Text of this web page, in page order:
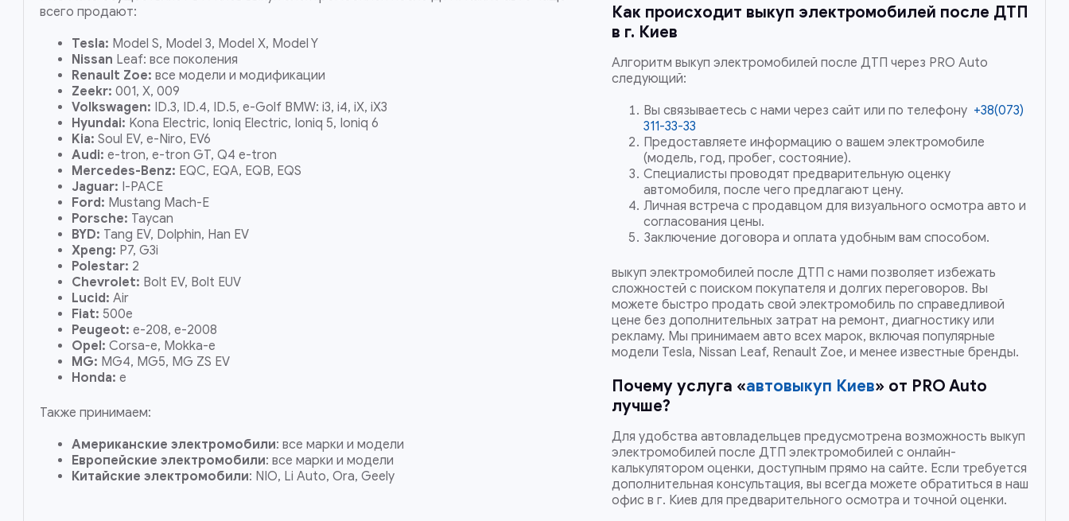
всего продают:
Tesla: Model S, Model 3, Model X, Model Y
Nissan Leaf: все поколения
Renault Zoe: все модели и модификации
Zeekr: 001, X, 009
Volkswagen: ID.3, ID.4, ID.5, e-Golf BMW: i3, i4, iX, iX3
Hyundai: Kona Electric, Ioniq Electric, Ioniq 5, Ioniq 6
Kia: Soul EV, e-Niro, EV6
Audi: e-tron, e-tron GT, Q4 e-tron
Mercedes-Benz: EQC, EQA, EQB, EQS
Jaguar: I-PACE
Ford: Mustang Mach-E
Porsche: Taycan
BYD: Tang EV, Dolphin, Han EV
Xpeng: P7, G3i
Polestar: 2
Chevrolet: Bolt EV, Bolt EUV
Lucid: Air
Fiat: 500e
Peugeot: e-208, e-2008
Opel: Corsa-e, Mokka-e
MG: MG4, MG5, MG ZS EV
Honda: e
Также принимаем:
Американские электромобили: все марки и модели
Европейские электромобили: все марки и модели
Китайские электромобили: NIO, Li Auto, Ora, Geely
Как происходит выкуп электромобилей после ДТП
в г. Киев
Алгоритм выкуп электромобилей после ДТП через PRO Auto
следующий:
Вы связываетесь с нами через сайт или по телефону +38(073)
311-33-33
Предоставляете информацию о вашем электромобиле
(модель, год, пробег, состояние).
Специалисты проводят предварительную оценку
автомобиля, после чего предлагают цену.
Личная встреча с продавцом для визуального осмотра авто и
согласования цены.
Заключение договора и оплата удобным вам способом.
выкуп электромобилей после ДТП с нами позволяет избежать
сложностей с поиском покупателя и долгих переговоров. Вы
можете быстро продать свой электромобиль по справедливой
цене без дополнительных затрат на ремонт, диагностику или
рекламу. Мы принимаем авто всех марок, включая популярные
модели Tesla, Nissan Leaf, Renault Zoe, и менее известные бренды.
Почему услуга «автовыкуп Киев» от PRO Auto
лучше?
Для удобства автовладельцев предусмотрена возможность выкуп
электромобилей после ДТП электромобилей с онлайн-
калькулятором оценки, доступным прямо на сайте. Если требуется
дополнительная консультация, вы всегда можете обратиться в наш
офис в г. Киев для предварительного осмотра и точной оценки.